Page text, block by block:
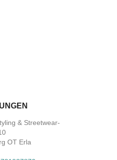
& Streetwear-
OT Erla